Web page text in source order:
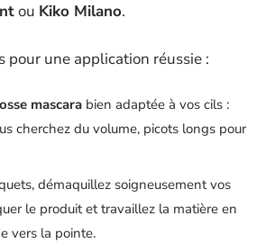
ou Kiko Milano.
pour une application réussie :
mascara bien adaptée à vos cils :
cherchez du volume, picots longs pour
démaquillez soigneusement vos
le produit et travaillez la matière en
vers la pointe.